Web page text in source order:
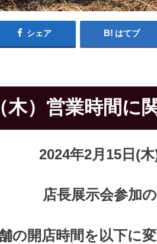
シェア はてブ
木）営業時間に
2024年2月15日(木
店長展示会参加の
の開店時間を以下に